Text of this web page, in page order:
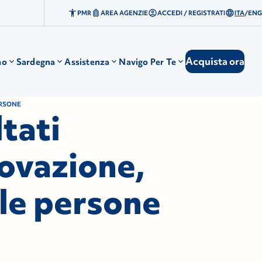
Sardegna Assistenza Navigo Per Te Acquista ora
PMR AREA AGENZIE ACCEDI / REGISTRATI ITA/ENG
persone